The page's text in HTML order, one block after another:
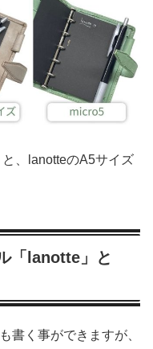
、lanotteのA5サイズ
「lanotte」と
書く事ができますが、